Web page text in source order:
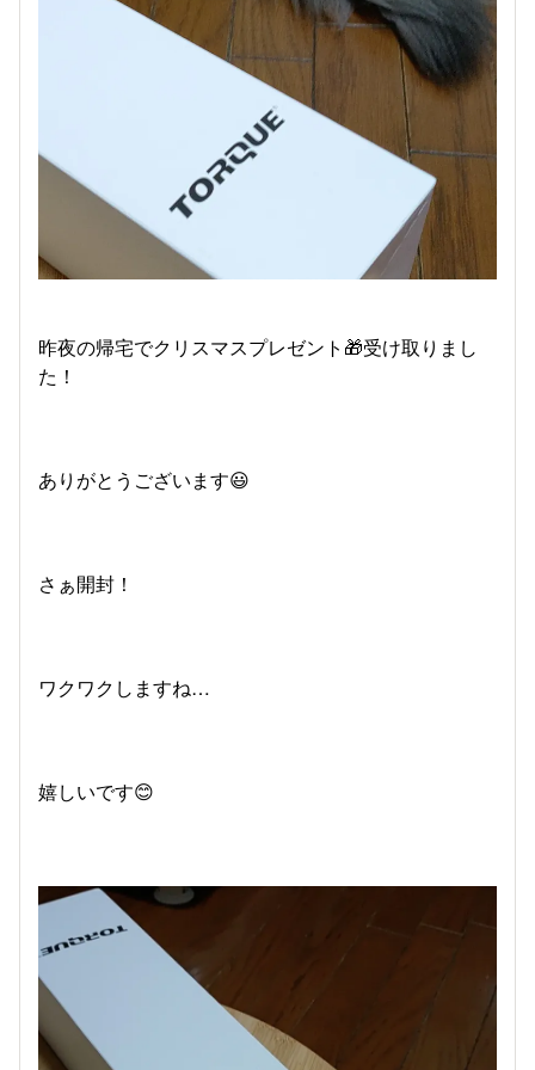
昨夜の帰宅でクリスマスプレゼント🎁受け取りまし
た！
ありがとうございます😃
さぁ開封！
ワクワクしますね…
嬉しいです😊